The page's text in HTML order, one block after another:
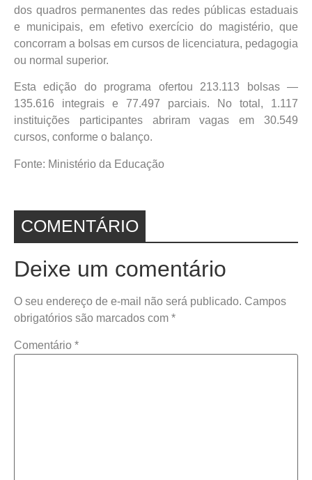
dos quadros permanentes das redes públicas estaduais
e municipais, em efetivo exercício do magistério, que
concorram a bolsas em cursos de licenciatura, pedagogia
ou normal superior.
Esta edição do programa ofertou 213.113 bolsas —
135.616 integrais e 77.497 parciais. No total, 1.117
instituições participantes abriram vagas em 30.549
cursos, conforme o balanço.
Fonte: Ministério da Educação
COMENTÁRIO
Deixe um comentário
O seu endereço de e-mail não será publicado. Campos
obrigatórios são marcados com *
Comentário *